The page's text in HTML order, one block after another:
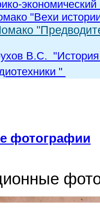
экономический
"Вехи
В.С. "
ехники "
фотографии